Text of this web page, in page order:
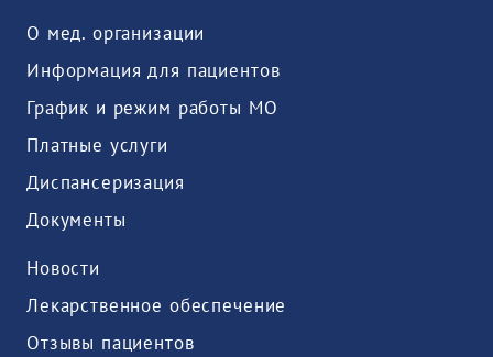
О мед. организации
Информация для пациентов
График и режим работы МО
Платные услуги
Диспансеризация
Документы
Новости
Лекарственное обеспечение
Отзывы пациентов